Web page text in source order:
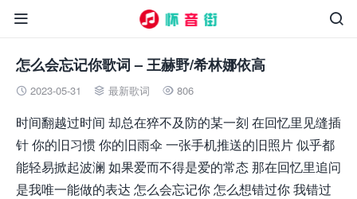


怎么会忘记你歌词 – 王赫野/希林娜依高
 2023-05-31  最新歌词  806
时间翻越过时间 却总在猝不及防的某一刻 在回忆里见缝插
针 你的旧习惯 你的旧雨伞 一张手机推送的旧照片 似乎都
能轻易掀起波澜 如果爱而不得是爱的常态 那在回忆里追问
是我唯一能做的表达 怎么会忘记你 怎么想错过你 我错过